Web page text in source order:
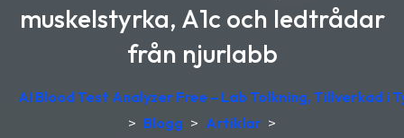
muskelstyrka, A1c och ledtrådar
från njurlabb
AI Blood Test Analyzer Free – Lab Tolkning, Tillverkad i
> Blogg > Artiklar >